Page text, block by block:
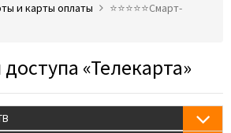
и карты оплаты
⭐️⭐️⭐️⭐️⭐️Смарт-
«Телекарта»